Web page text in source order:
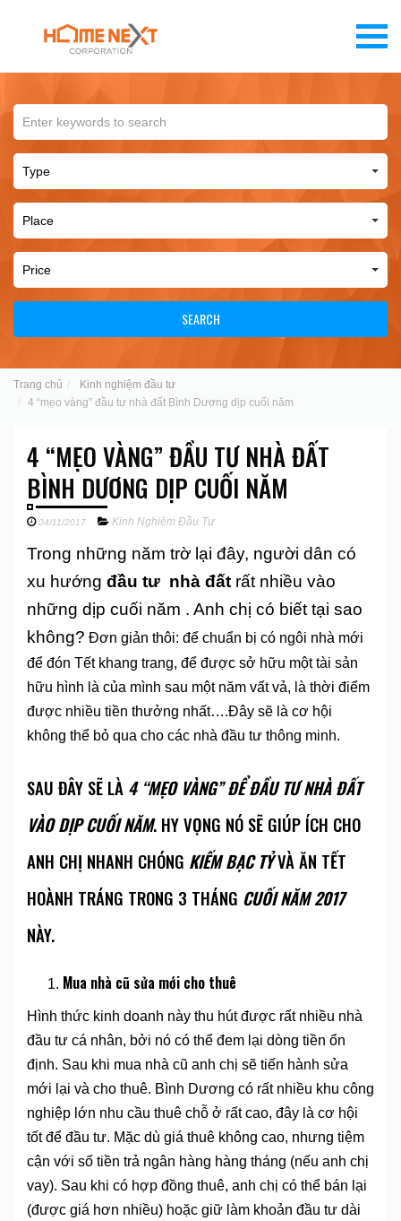
SEARCH
Trang chủ
Kinh nghiệm đầu tư
4 “mẹo vàng” đầu tư nhà đất Bình Dương dịp cuối năm
4 “MẸO VÀNG” ĐẦU TƯ NHÀ ĐẤT
BÌNH DƯƠNG DỊP CUỐI NĂM
04/11/2017 Kinh Nghiệm Đầu Tư
Trong những năm trờ lại đây, người dân có
xu hướng đầu tư nhà đất rất nhiều vào
những dịp cuối năm . Anh chị có biết tại sao
không? Đơn giản thôi: để chuẩn bị có ngôi nhà mới
để đón Tết khang trang, để được sở hữu một tài sản
hữu hình là của mình sau một năm vất vả, là thời điểm
được nhiều tiền thưởng nhất….Đây sẽ là cơ hội
không thể bỏ qua cho các nhà đầu tư thông minh.
SAU ĐÂY SẼ LÀ 4 “MẸO VÀNG” ĐỂ ĐẦU TƯ NHÀ ĐẤT
VÀO DỊP CUỐI NĂM. HY VỌNG NÓ SẼ GIÚP ÍCH CHO
ANH CHỊ NHANH CHÓNG KIẾM BẠC TỶVÀ ĂN TẾT
HOÀNH TRÁNG TRONG 3 THÁNG CUỐI NĂM 2017
NÀY.
Mua nhà cũ sửa mới cho thuê
Hình thức kinh doanh này thu hút được rất nhiều nhà
đầu tư cá nhân, bởi nó có thể đem lại dòng tiền ổn
định. Sau khi mua nhà cũ anh chị sẽ tiến hành sửa
mới lại và cho thuê. Bình Dương có rất nhiều khu công
nghiệp lớn nhu cầu thuê chỗ ở rất cao, đây là cơ hội
tốt để đầu tư. Mặc dù giá thuê không cao, nhưng tiệm
cận với số tiền trả ngân hàng hàng tháng (nếu anh chị
vay). Sau khi có hợp đồng thuê, anh chị có thể bán lại
(được giá hơn nhiều) hoặc giữ làm khoản đầu tư dài